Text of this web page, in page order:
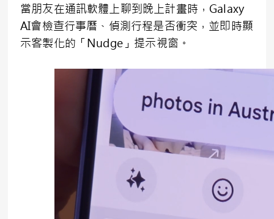
當朋友在通訊軟體上聊到晚上計畫時，Galaxy
AI會檢查行事曆、偵測行程是否衝突，並即時顯
示客製化的「Nudge」提示視窗。